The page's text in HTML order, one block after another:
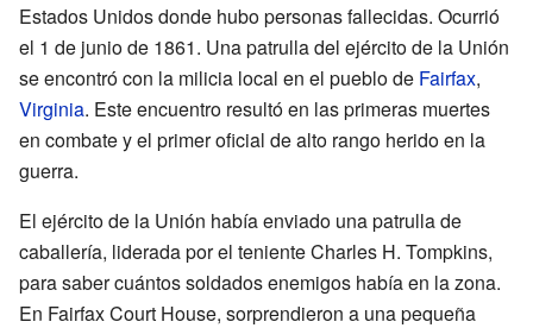
Estados Unidos donde hubo personas fallecidas. Ocurrió
el 1 de junio de 1861. Una patrulla del ejército de la Unión
se encontró con la milicia local en el pueblo de Fairfax,
Virginia. Este encuentro resultó en las primeras muertes
en combate y el primer oficial de alto rango herido en la
guerra.
El ejército de la Unión había enviado una patrulla de
caballería, liderada por el teniente Charles H. Tompkins,
para saber cuántos soldados enemigos había en la zona.
En Fairfax Court House, sorprendieron a una pequeña